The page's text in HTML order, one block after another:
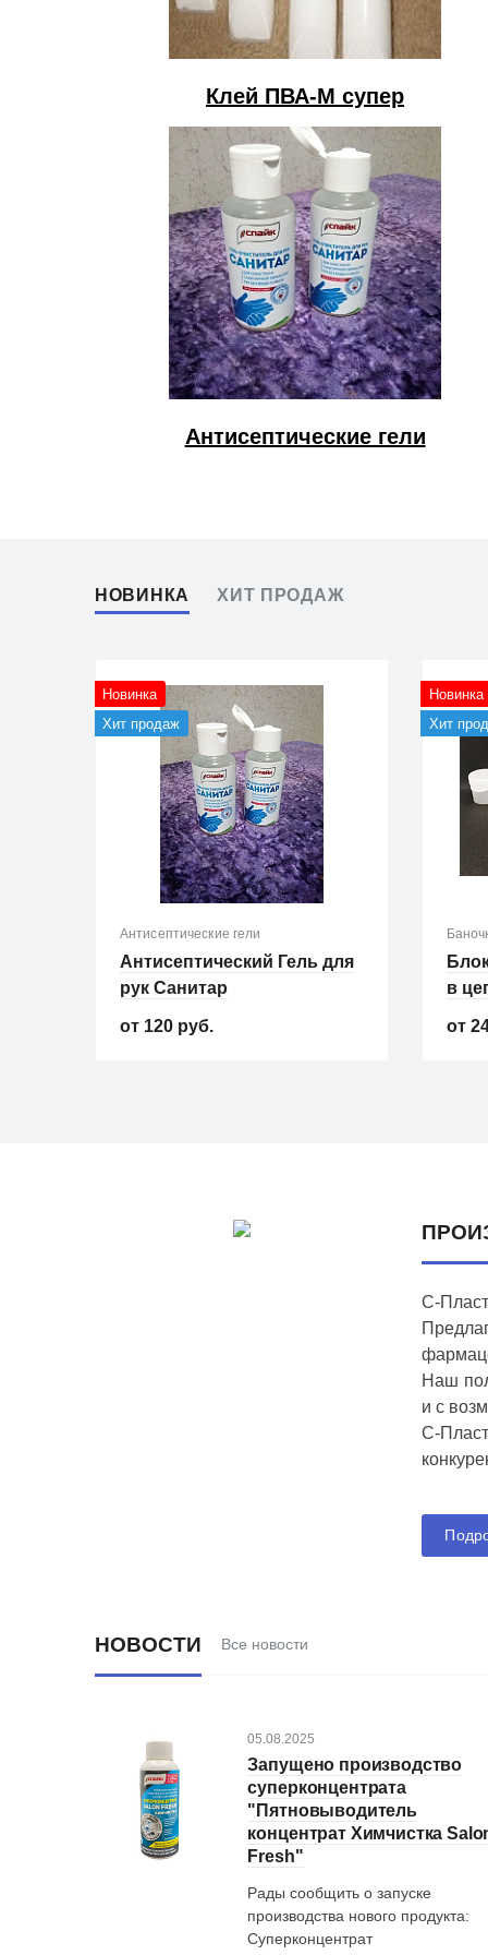
Клей ПВА-М супер
Антисептические гели
НОВИНКА ХИТ ПРОДАЖ
Новинка
Хит продаж
Антисептические гели
Антисептический Гель для
рук Санитар
120 руб.
Новинка
Хит
в
Наш
и с
НОВОСТИ Все новости
05.08.2025
Запущено производство
суперконцентрата
"Пятновыводитель
концентрат Химчистка
Fresh"
Рады сообщить о запуске
производства нового продукта:
Суперконцентрат